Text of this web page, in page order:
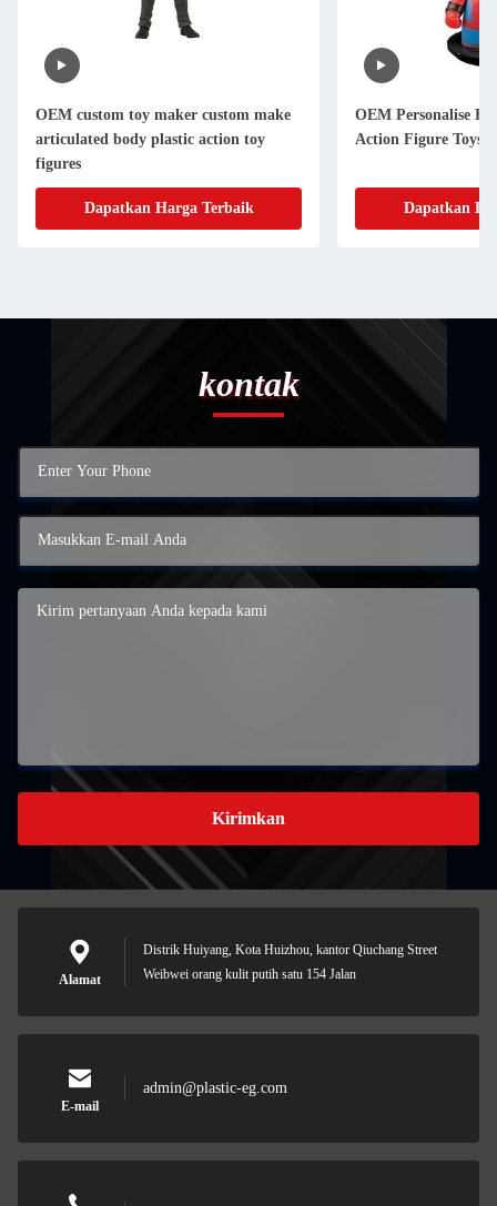
OEM custom toy maker custom make
articulated body plastic action toy
figures
Dapatkan Harga Terbaik
OEM Personalise
Action Figure Toys
Dapatkan
kontak
Kirimkan
Alamat
Distrik Huiyang, Kota Huizhou, kantor Qiuchang Street
Weibwei orang kulit putih satu 154 Jalan
E-mail
admin@plastic-eg.com